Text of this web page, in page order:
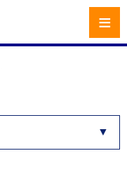
▼
≡